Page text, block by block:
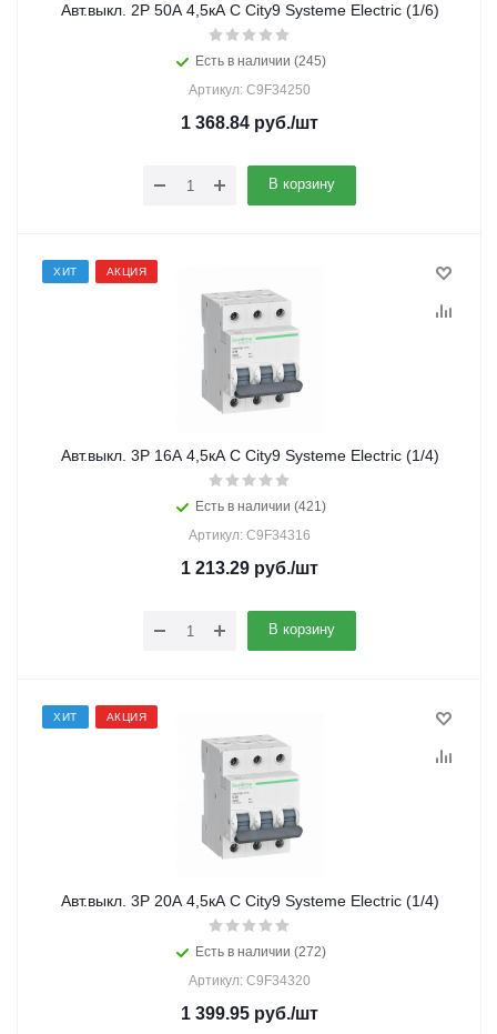
Авт.выкл. 2Р 50А 4,5кА С City9 Systeme Electric (1/6)
Есть в наличии (245)
Артикул: C9F34250
1 368.84 руб./шт
В корзину
ХИТ АКЦИЯ
Авт.выкл. 3Р 16А 4,5кА С City9 Systeme Electric (1/4)
Есть в наличии (421)
Артикул: C9F34316
1 213.29 руб./шт
В корзину
ХИТ АКЦИЯ
Авт.выкл. 3Р 20А 4,5кА С City9 Systeme Electric (1/4)
Есть в наличии (272)
Артикул: C9F34320
1 399.95 руб./шт